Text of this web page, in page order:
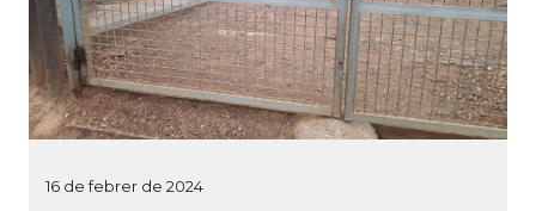
16 de febrer de 2024